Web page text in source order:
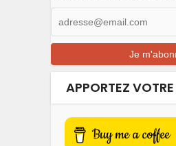
APPORTEZ